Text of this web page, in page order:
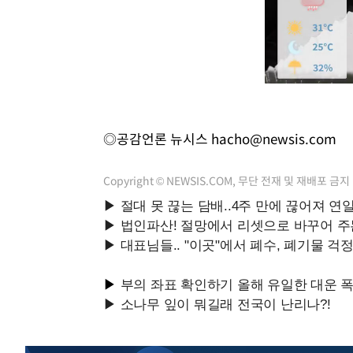
◎공감언론 뉴시스 hacho@newsis.com
Copyright © NEWSIS.COM, 무단 전재 및 재배포 금지